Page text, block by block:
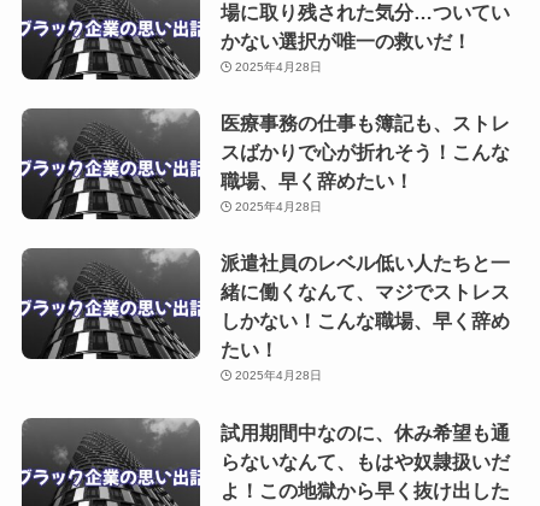
場に取り残された気分…ついてい
かない選択が唯一の救いだ！
2025年4月28日
医療事務の仕事も簿記も、ストレ
スばかりで心が折れそう！こんな
職場、早く辞めたい！
2025年4月28日
派遣社員のレベル低い人たちと一
緒に働くなんて、マジでストレス
しかない！こんな職場、早く辞め
たい！
2025年4月28日
試用期間中なのに、休み希望も通
らないなんて、もはや奴隷扱いだ
よ！この地獄から早く抜け出した